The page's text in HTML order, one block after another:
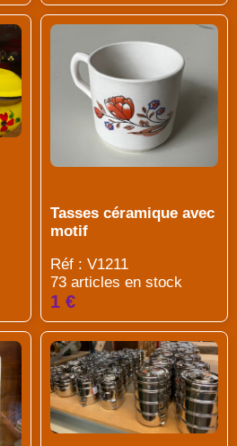
Tasses céramique avec
motif
Réf : V1211
73 articles en stock
1 €